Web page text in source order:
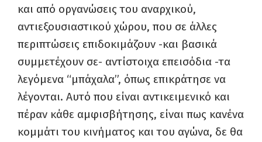
και από οργανώσεις του αναρχικού,
αντιεξουσιαστικού χώρου, που σε άλλες
περιπτώσεις επιδοκιμάζουν -και βασικά
συμμετέχουν σε- αντίστοιχα επεισόδια -τα
λεγόμενα “μπάχαλα”, όπως επικράτησε να
λέγονται. Αυτό που είναι αντικειμενικό και
πέραν κάθε αμφισβήτησης, είναι πως κανένα
κομμάτι του κινήματος και του αγώνα, δε θα